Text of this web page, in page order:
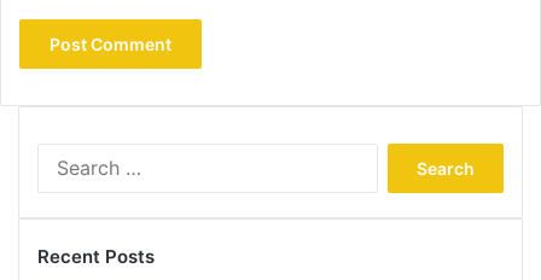
Recent Posts